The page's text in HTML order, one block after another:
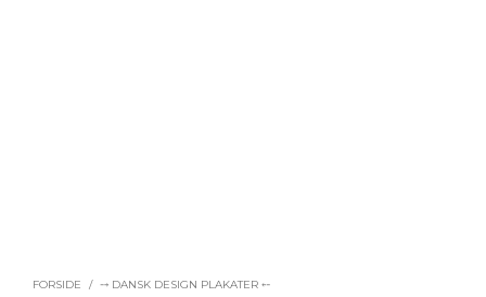
FORSIDE / ⤍ DANSK DESIGN PLAKATER ⤌